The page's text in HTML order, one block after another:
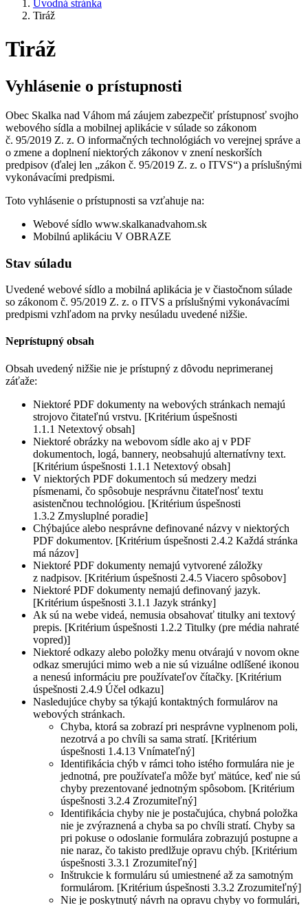
Úvodná stránka
Tiráž
Tiráž
Vyhlásenie o prístupnosti
Obec Skalka nad Váhom má záujem zabezpečiť prístupnosť svojho
webového sídla a mobilnej aplikácie v súlade so zákonom
č. 95/2019 Z. z. O informačných technológiách vo verejnej správe a
o zmene a doplnení niektorých zákonov v znení neskorších
predpisov (ďalej len „zákon č. 95/2019 Z. z. o ITVS“) a príslušnými
vykonávacími predpismi.
Toto vyhlásenie o prístupnosti sa vzťahuje na:
Webové sídlo www.skalkanadvahom.sk
Mobilnú aplikáciu V OBRAZE
Stav súladu
Uvedené webové sídlo a mobilná aplikácia je v čiastočnom súlade
so zákonom č. 95/2019 Z. z. o ITVS a príslušnými vykonávacími
predpismi vzhľadom na prvky nesúladu uvedené nižšie.
Neprístupný obsah
Obsah uvedený nižšie nie je prístupný z dôvodu neprimeranej
záťaže:
Niektoré PDF dokumenty na webových stránkach nemajú
strojovo čitateľnú vrstvu. [Kritérium úspešnosti
1.1.1 Netextový obsah]
Niektoré obrázky na webovom sídle ako aj v PDF
dokumentoch, logá, bannery, neobsahujú alternatívny text.
[Kritérium úspešnosti 1.1.1 Netextový obsah]
V niektorých PDF dokumentoch sú medzery medzi
písmenami, čo spôsobuje nesprávnu čitateľnosť textu
asistenčnou technológiou. [Kritérium úspešnosti
1.3.2 Zmysluplné poradie]
Chýbajúce alebo nesprávne definované názvy v niektorých
PDF dokumentov. [Kritérium úspešnosti 2.4.2 Každá stránka
má názov]
Niektoré PDF dokumenty nemajú vytvorené záložky
z nadpisov. [Kritérium úspešnosti 2.4.5 Viacero spôsobov]
Niektoré PDF dokumenty nemajú definovaný jazyk.
[Kritérium úspešnosti 3.1.1 Jazyk stránky]
Ak sú na webe videá, nemusia obsahovať titulky ani textový
prepis. [Kritérium úspešnosti 1.2.2 Titulky (pre média nahraté
vopred)]
Niektoré odkazy alebo položky menu otvárajú v novom okne
odkaz smerujúci mimo web a nie sú vizuálne odlíšené ikonou
a nenesú informáciu pre používateľov čítačky. [Kritérium
úspešnosti 2.4.9 Účel odkazu]
Nasledujúce chyby sa týkajú kontaktných formulárov na
webových stránkach.
Chyba, ktorá sa zobrazí pri nesprávne vyplnenom poli,
nezotrvá a po chvíli sa sama stratí. [Kritérium
úspešnosti 1.4.13 Vnímateľný]
Identifikácia chýb v rámci toho istého formulára nie je
jednotná, pre používateľa môže byť mätúce, keď nie sú
chyby prezentované jednotným spôsobom. [Kritérium
úspešnosti 3.2.4 Zrozumiteľný]
Identifikácia chyby nie je postačujúca, chybná položka
nie je zvýraznená a chyba sa po chvíli stratí. Chyby sa
pri pokuse o odoslanie formulára zobrazujú postupne a
nie naraz, čo takisto predlžuje opravu chýb. [Kritérium
úspešnosti 3.3.1 Zrozumiteľný]
Inštrukcie k formuláru sú umiestnené až za samotným
formulárom. [Kritérium úspešnosti 3.3.2 Zrozumiteľný]
Nie je poskytnutý návrh na opravu chyby vo formulári,